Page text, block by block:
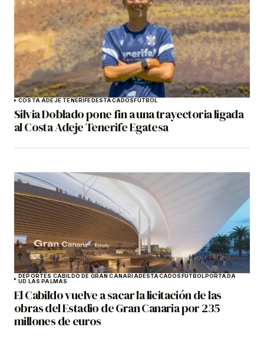
COSTA ADEJE TENERIFEDESTACADOSFÚTBOL
Silvia Doblado pone fin a una trayectoria ligada
al Costa Adeje Tenerife Egatesa
DEPORTES CABILDO DE GRAN CANARIADESTACADOSFÚTBOLPORTADA
UD LAS PALMAS
El Cabildo vuelve a sacar la licitación de las
obras del Estadio de Gran Canaria por 235
millones de euros